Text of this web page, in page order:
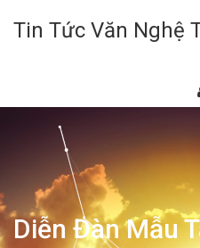
Tin Tức Văn Nghệ
Diễn Đàn Mẫu